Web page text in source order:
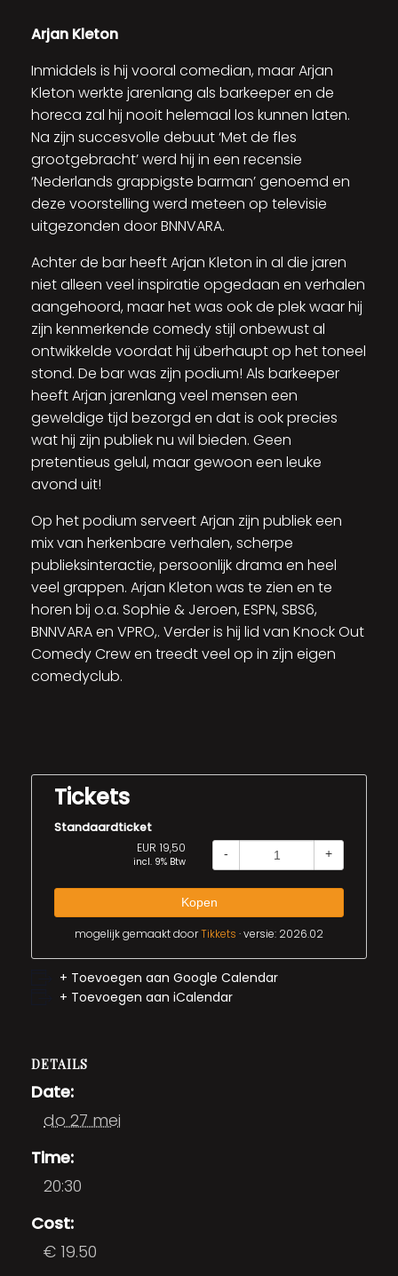
Arjan Kleton
Inmiddels is hij vooral comedian, maar Arjan
Kleton werkte jarenlang als barkeeper en de
horeca zal hij nooit helemaal los kunnen laten.
Na zijn succesvolle debuut ‘Met de fles
grootgebracht’ werd hij in een recensie
‘Nederlands grappigste barman’ genoemd en
deze voorstelling werd meteen op televisie
uitgezonden door BNNVARA.
Achter de bar heeft Arjan Kleton in al die jaren
niet alleen veel inspiratie opgedaan en verhalen
aangehoord, maar het was ook de plek waar hij
zijn kenmerkende comedy stijl onbewust al
ontwikkelde voordat hij überhaupt op het toneel
stond. De bar was zijn podium! Als barkeeper
heeft Arjan jarenlang veel mensen een
geweldige tijd bezorgd en dat is ook precies
wat hij zijn publiek nu wil bieden. Geen
pretentieus gelul, maar gewoon een leuke
avond uit!
Op het podium serveert Arjan zijn publiek een
mix van herkenbare verhalen, scherpe
publieksinteractie, persoonlijk drama en heel
veel grappen. Arjan Kleton was te zien en te
horen bij o.a. Sophie & Jeroen, ESPN, SBS6,
BNNVARA en VPRO,. Verder is hij lid van Knock Out
Comedy Crew en treedt veel op in zijn eigen
comedyclub.
Tickets
Standaardticket
EUR 19,50
incl. 9% Btw
- +
Kopen
mogelijk gemaakt doorTikkets · versie: 2026.02
+ Toevoegen aan Google Calendar
+ Toevoegen aan iCalendar
DETAILS
Date:
do 27 mei
Time:
20:30
Cost:
€ 19.50